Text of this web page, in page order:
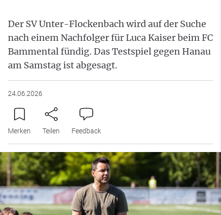
Der SV Unter-Flockenbach wird auf der Suche
nach einem Nachfolger für Luca Kaiser beim FC
Bammental fündig. Das Testspiel gegen Hanau
am Samstag ist abgesagt.
24.06.2026
Merken Teilen Feedback